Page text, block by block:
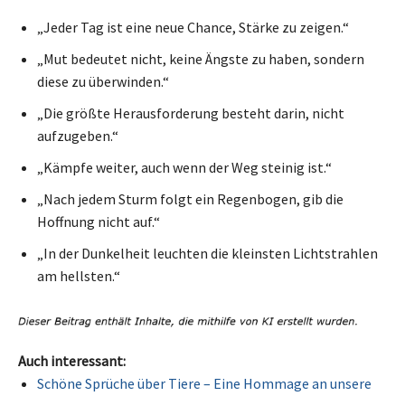
„Jeder Tag ist eine neue Chance, Stärke zu zeigen.“
„Mut bedeutet nicht, keine Ängste zu haben, sondern
diese zu überwinden.“
„Die größte Herausforderung besteht darin, nicht
aufzugeben.“
„Kämpfe weiter, auch wenn der Weg steinig ist.“
„Nach jedem Sturm folgt ein Regenbogen, gib die
Hoffnung nicht auf.“
„In der Dunkelheit leuchten die kleinsten Lichtstrahlen
am hellsten.“
Auch interessant:
Schöne Sprüche über Tiere – Eine Hommage an unsere